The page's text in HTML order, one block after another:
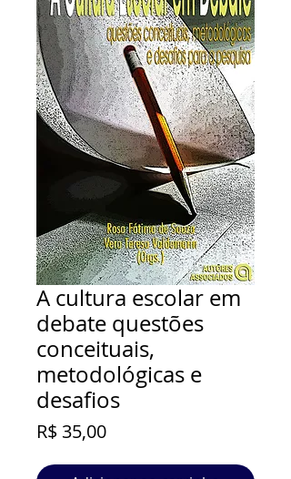
A cultura escolar em
debate questões
conceituais,
metodológicas e
desafios
R$ 35,00Preço